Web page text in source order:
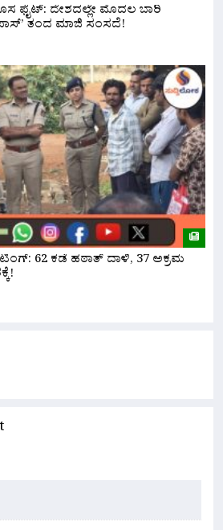
ಫೈಟ್: ದೇಶದಲ್ಲೇ ಮೊದಲ ಬಾರಿ
ತಂದ ಮಾಜಿ ಸಂಸದೆ!
62 ಕಡೆ ಹಠಾತ್ ದಾಳಿ, 37 ಅಕ್ರಮ